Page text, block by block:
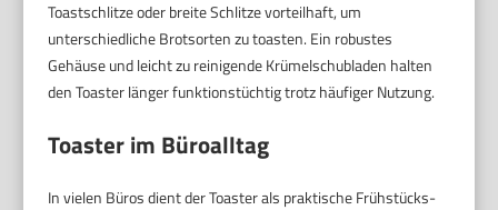
Toastschlitze oder breite Schlitze vorteilhaft, um
unterschiedliche Brotsorten zu toasten. Ein robustes
Gehäuse und leicht zu reinigende Krümelschubladen halten
den Toaster länger funktionstüchtig trotz häufiger Nutzung.
Toaster im Büroalltag
In vielen Büros dient der Toaster als praktische Frühstücks-